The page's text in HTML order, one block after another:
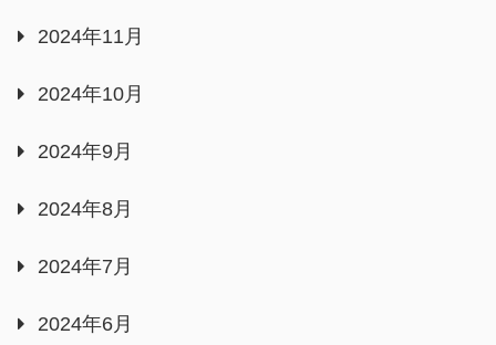
2024年11月
2024年10月
2024年9月
2024年8月
2024年7月
2024年6月